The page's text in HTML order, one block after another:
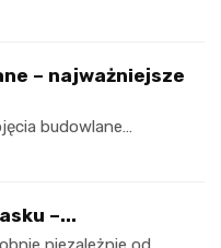
– najważniejsze
budowlane…
–...